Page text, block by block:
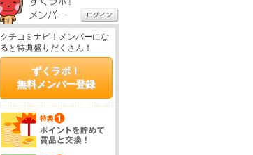
クチコミナビ！メンバーにな
ると特典盛りだくさん！
ずくラボ！
無料メンバー登録